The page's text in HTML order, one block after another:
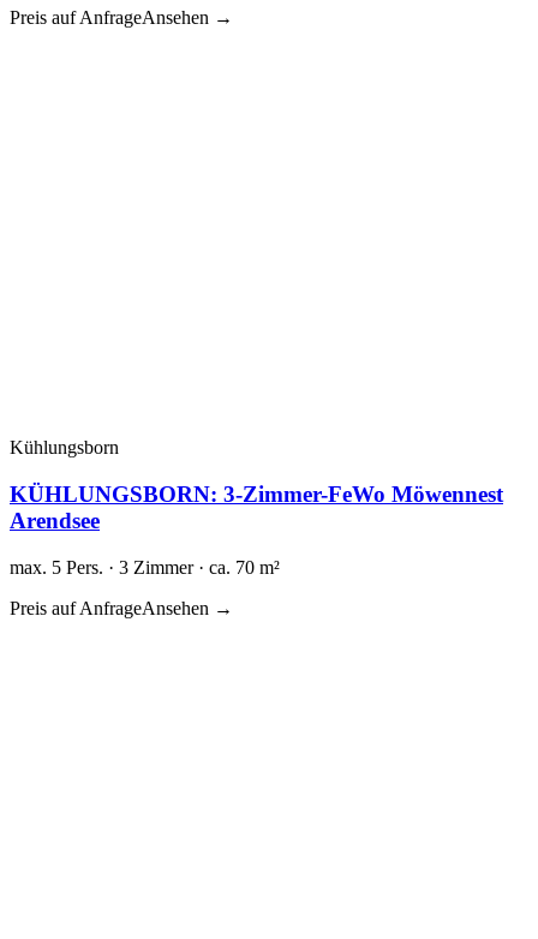
Preis auf AnfrageAnsehen →
Kühlungsborn
KÜHLUNGSBORN: 3-Zimmer-FeWo Möwennest
Arendsee
max. 5 Pers. · 3 Zimmer · ca. 70 m²
Preis auf AnfrageAnsehen →